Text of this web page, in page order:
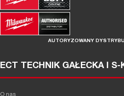
AUTORYZOWANY
ECT TECHNIK GAŁECKA I
O nas